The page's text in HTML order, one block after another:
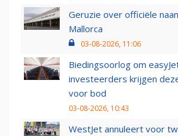
Geruzie over officiële
Mallorca
03-08-2026, 11:06
Biedingsoorlog om
investeerders krijgen
voor bod
03-08-2026, 10:43
WestJet annuleert voor